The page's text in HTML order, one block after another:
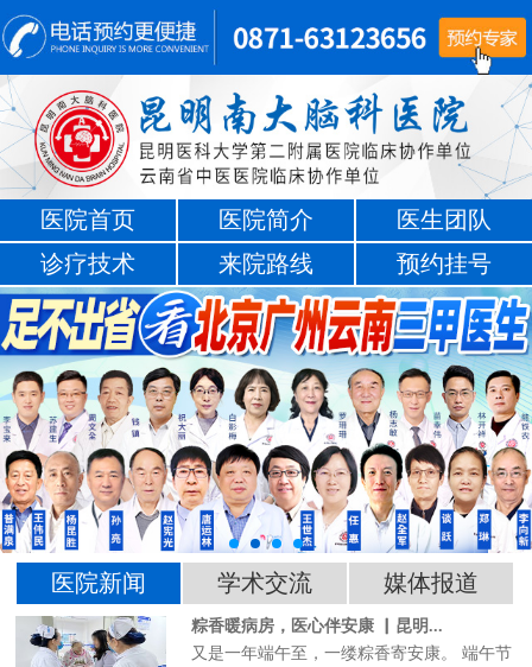
医院首页 医院简介
医生团队
诊疗技术
来院路线 预约挂号
医院新闻 学术交流 媒体报道
粽香暖病房，医心伴安康 ▏昆明...
又是一年端午至，一缕粽香寄安康。 端午节